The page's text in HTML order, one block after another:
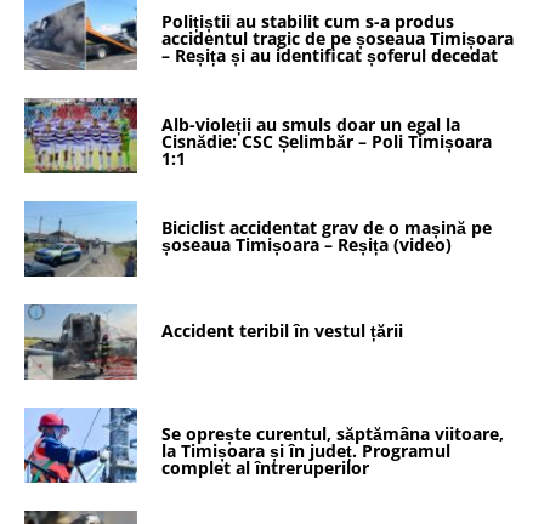
Polițiștii au stabilit cum s-a produs
accidentul tragic de pe șoseaua Timișoara
– Reșița și au identificat șoferul decedat
Alb-violeții au smuls doar un egal la
Cisnădie: CSC Șelimbăr – Poli Timișoara
1:1
Biciclist accidentat grav de o mașină pe
șoseaua Timișoara – Reșița (video)
Accident teribil în vestul țării
Se oprește curentul, săptămâna viitoare,
la Timișoara și în județ. Programul
complet al întreruperilor